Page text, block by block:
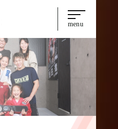
menu